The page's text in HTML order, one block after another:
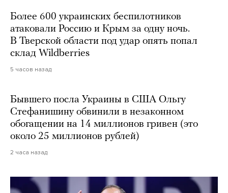
Более 600 украинских беспилотников
атаковали Россию и Крым за одну ночь.
В Тверской области под удар опять попал
склад Wildberries
5 часов назад
Бывшего посла Украины в США Ольгу
Стефанишину обвинили в незаконном
обогащении на 14 миллионов гривен (это
около 25 миллионов рублей)
2 часа назад